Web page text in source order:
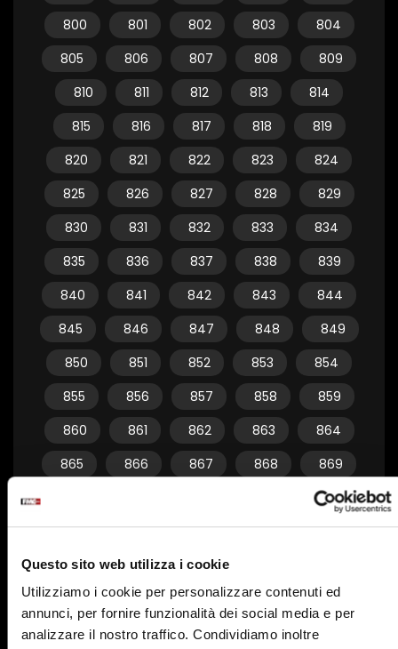
Questo sito web utilizza i cookie
Utilizziamo i cookie per personalizzare contenuti ed
annunci, per fornire funzionalità dei social media e per
analizzare il nostro traffico. Condividiamo inoltre
800
801 802 803
804
805
806 807 808
809
810
811 812 813
814
815
816 817 818
819
820
821 822 823
824
825
826 827 828
829
830
831 832 833
834
835
836 837 838
839
840
841 842 843
844
845
846 847 848
849
850
851 852 853
854
855
856 857 858
859
860
861 862 863
864
865
866 867 868
869
874
875
876 877 878
879
880
881 882
885
886 887 888
889
890
891 892 893 894